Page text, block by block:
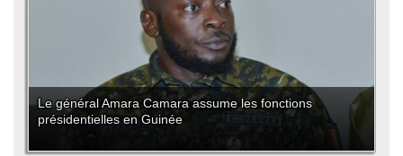
Le général Amara Camara assume les fonctions
présidentielles en Guinée